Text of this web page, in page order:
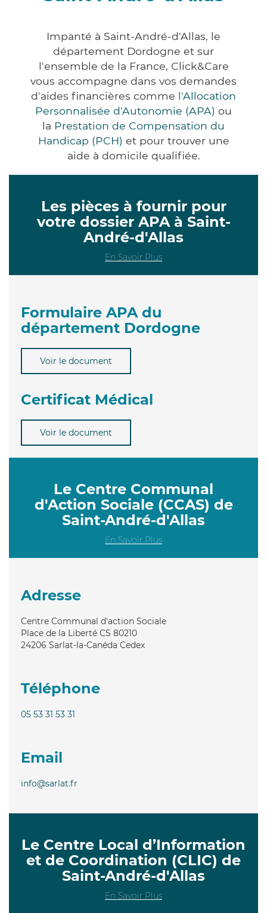
Impanté à Saint-André-d'Allas, le
département Dordogne et sur
l'ensemble de la France, Click&Care
vous accompagne dans vos demandes
d'aides financières comme l'Allocation
Personnalisée d'Autonomie (APA) ou
la Prestation de Compensation du
Handicap (PCH) et pour trouver une
aide à domicile qualifiée.
Les pièces à fournir pour
votre dossier APA à Saint-
André-d'Allas
En Savoir Plus
Formulaire APA du
département Dordogne
Voir le document
Certificat Médical
Voir le document
Le Centre Communal
d'Action Sociale (CCAS) de
Saint-André-d'Allas
En Savoir Plus
Adresse
Centre Communal d'action Sociale
Place de la Liberté CS 80210
24206 Sarlat-la-Canéda Cedex
Téléphone
05 53 31 53 31
Email
info@sarlat.fr
Le Centre Local d’Information
et de Coordination (CLIC) de
Saint-André-d'Allas
En Savoir Plus